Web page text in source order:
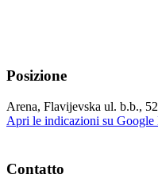
Posizione
Arena, Flavijevska ul. b.b.,
Apri le indicazioni su Google
Contatto